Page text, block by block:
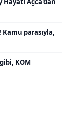
Hayati Ağca'dan
parasıyla,
KOM